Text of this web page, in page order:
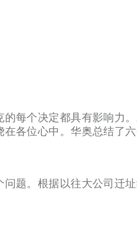
每个决定都具有影响力
各位心中。华奥总结了
题。根据以往大公司迁